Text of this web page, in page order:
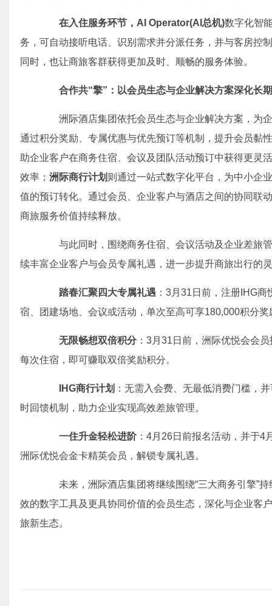
在入住服务环节， AI Operator(AI 总机)数字化智
务，可自动接听电话、识别需求并分派任务，并与客房控
同时，也让商旅客群获得更加及时、顺畅的服务体验。
合作共“擎” ：以会员生态与企业解决方案深化长
洲际酒店集团依托会员生态与企业解决方案，为
通过积分奖励、专属优惠与优先预订等机制，提升会员黏
助企业客户在商务住宿、会议及团队活动预订中获得更灵
效率； 洲际商行计划 则通过一站式数字化平台，为中小企
值的预订转化。通过会员、企业客户与酒店之间的协同联
商旅服务价值持续释放。
与此同时，围绕商务住宿、会议活动及企业差旅
续丰富企业客户与会员专属礼遇，进一步提升商旅出行的
踏春汇聚四大专属礼遇 ：3月31日前，注册IHG
宿、团建场地、会议或活动，单次至高可享180,000积分奖
无限畅想双倍积分：3月31日前，洲际优悦会会
每次住宿，即可赚取双倍奖励积分。
IHG商行计划 ：无需入会费、无最低消费门槛，
时回馈机制，助力企业实现高效差旅管理。
一住升金轻松进阶 ：4月26日前报名活动，并于
洲际优悦会金卡精英会员，解锁专属礼遇。
未来，洲际酒店集团将继续围绕“三大商务引擎”持
效的数字工具及更具协同价值的会员生态，深化与企业客
旅新生态。